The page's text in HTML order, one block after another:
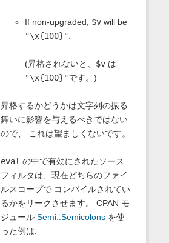
If non-upgraded, $vwill be
"\x{100}"
(昇格されないと、 $vは
"\x{100}"です。)
昇格するかどうかは文字列の振る
舞いに影響を与えるべきではない
ので、 これは望ましくないです。
eval の中で有効にされたソース
フィルタは、現在どちらのファイ
ルスコープで コンパイルされてい
るかをリークさせます。 CPAN モ
ジュール Semi::Semicolonsを使
った例は: